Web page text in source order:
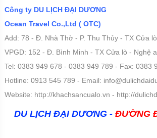
Công ty DU LỊCH ĐẠI DƯƠNG
Ocean Travel Co.,Ltd ( OTC)
Add: 78 - Đ. Nhà Thờ - P. Thu Thủy - TX Cửa
VPGD: 152 - Đ. Bình Minh - TX Cửa lò - Nghệ
Tel: 0383 949 678 - 0383 949 789 - Fax: 0383
Hotline: 0913 545 789 - Email:
Website: http://khachsancualo.vn - http://
DU LỊCH ĐẠI DƯƠNG - ĐƯỜNG